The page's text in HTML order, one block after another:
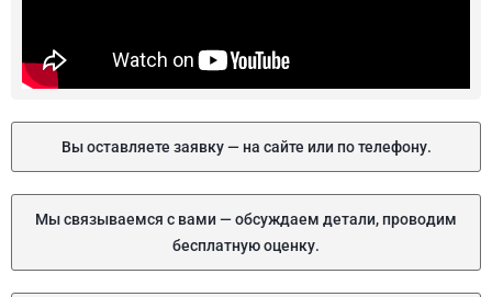
Вы оставляете заявку — на сайте или по телефону.
Мы связываемся с вами — обсуждаем детали, проводим
бесплатную оценку.